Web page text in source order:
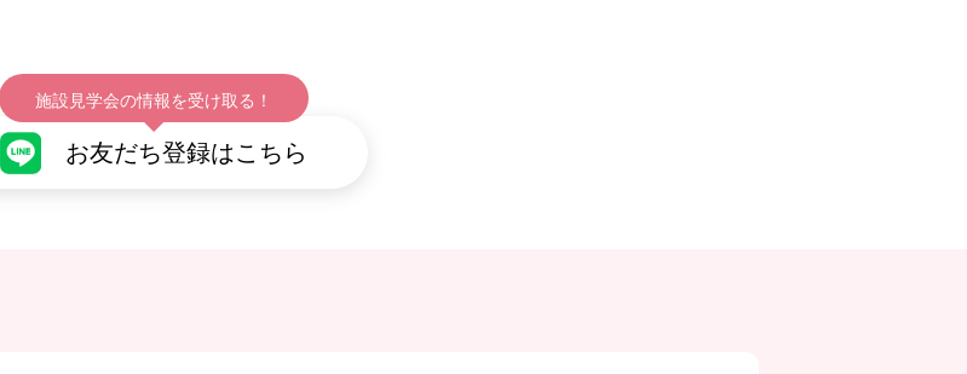
施設見学会の情報を受け取る！
お友だち登録はこちら